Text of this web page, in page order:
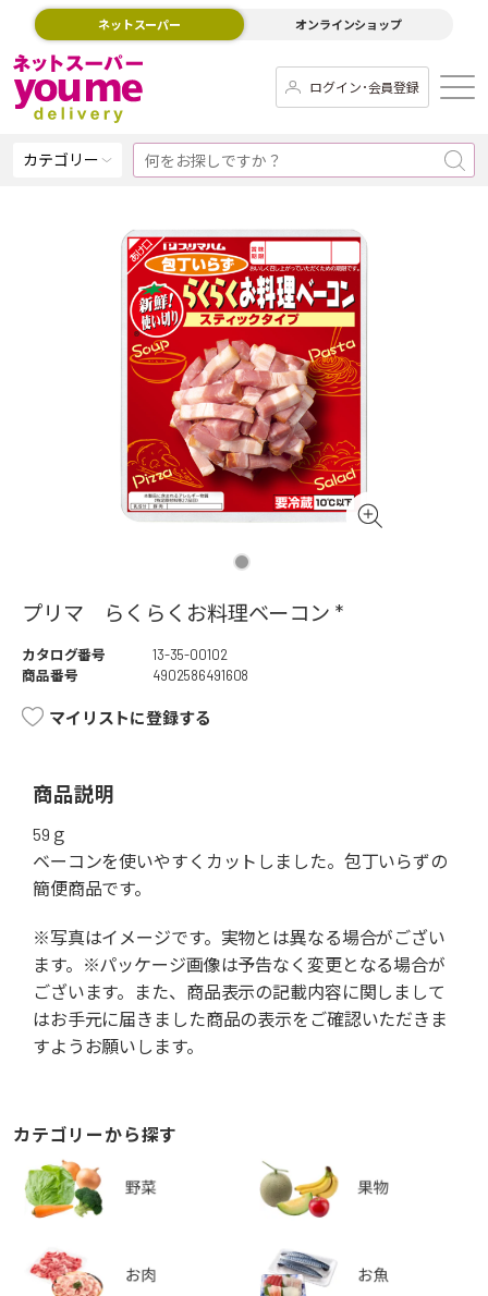
ネットスーパー オンラインショップ
ログイン･会員登録
カテゴリー
プリマ らくらくお料理ベーコン *
カタログ番号
13-35-00102
商品番号
4902586491608
マイリストに登録する
商品説明
59ｇ
ベーコンを使いやすくカットしました。包丁いらずの
簡便商品です。
※写真はイメージです。実物とは異なる場合がござい
ます。※パッケージ画像は予告なく変更となる場合が
ございます。また、商品表示の記載内容に関しまして
はお手元に届きました商品の表示をご確認いただきま
すようお願いします。
カテゴリーから探す